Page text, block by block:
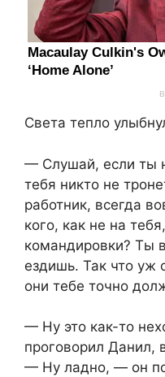
Света тепло
— Слушай, если ты
тебя никто не
работник, всегда
кого, как не на
командировки? Ты
ездишь. Так что уж
они тебе точно
— Ну это как-то
проговорил Данил,
— Ну ладно, — он